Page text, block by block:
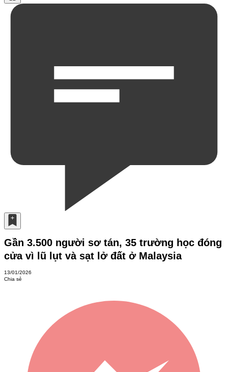
Gần 3.500 người sơ tán, 35 trường học đóng
cửa vì lũ lụt và sạt lở đất ở Malaysia
13/01/2026
Chia sẻ